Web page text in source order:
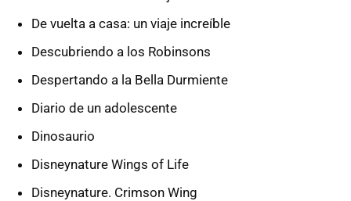
De vuelta a casa: un viaje increíble
Descubriendo a los Robinsons
Despertando a la Bella Durmiente
Diario de un adolescente
Dinosaurio
Disneynature Wings of Life
Disneynature. Crimson Wing